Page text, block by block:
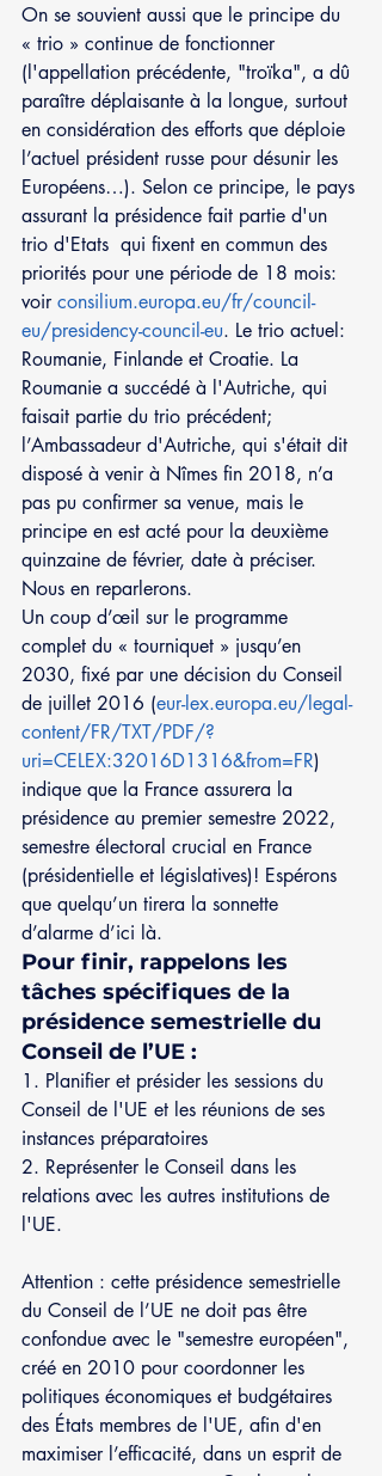
On se souvient aussi que le principe du
« trio » continue de fonctionner
(l'appellation précédente, "troïka", a dû
paraître déplaisante à la longue, surtout
en considération des efforts que déploie
l’actuel président russe pour désunir les
Européens…). Selon ce principe, le pays
assurant la présidence fait partie d'un
trio d'Etats  qui fixent en commun des
priorités pour une période de 18 mois:
voir consilium.europa.eu/fr/council-
eu/presidency-council-eu. Le trio actuel:
Roumanie, Finlande et Croatie. La
Roumanie a succédé à l'Autriche, qui
faisait partie du trio précédent;
l’Ambassadeur d'Autriche, qui s'était dit
disposé à venir à Nîmes fin 2018, n’a
pas pu confirmer sa venue, mais le
principe en est acté pour la deuxième
quinzaine de février, date à préciser.
Nous en reparlerons.
Un coup d’œil sur le programme
complet du « tourniquet » jusqu’en
2030, fixé par une décision du Conseil
de juillet 2016 (eur-lex.europa.eu/legal-
content/FR/TXT/PDF/?
uri=CELEX:32016D1316&from=FR)
indique que la France assurera la
présidence au premier semestre 2022,
semestre électoral crucial en France
(présidentielle et législatives)! Espérons
que quelqu’un tirera la sonnette
d’alarme d’ici là.
Pour finir, rappelons les
tâches spécifiques de la
présidence semestrielle du
Conseil de l’UE :
1. Planifier et présider les sessions du
Conseil de l'UE et les réunions de ses
instances préparatoires
2. Représenter le Conseil dans les
relations avec les autres institutions de
l'UE.
Attention : cette présidence semestrielle
du Conseil de l’UE ne doit pas être
confondue avec le "semestre européen",
créé en 2010 pour coordonner les
politiques économiques et budgétaires
des États membres de l'UE, afin d'en
maximiser l’efficacité, dans un esprit de